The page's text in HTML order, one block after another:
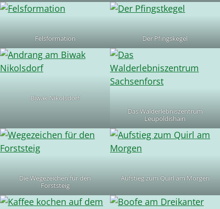
Felsformation Der Pfingskegel
Biwak Nikolsdorf
Das Walderlebniszentrum
Leupoldishain
Die Wegezeichen für den
Forststeig
Aufstieg zum Quirl am Morgen